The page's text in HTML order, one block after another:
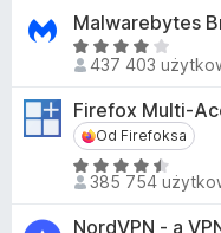
,
8
/
e
n
a
4
,
5
/
Malwarebytes
O
c
e
n
a
:
,
437 403
Firefox Multi-
Od Firefoksa
Od Firefoksa
O
c
e
385 754
NordVPN - a